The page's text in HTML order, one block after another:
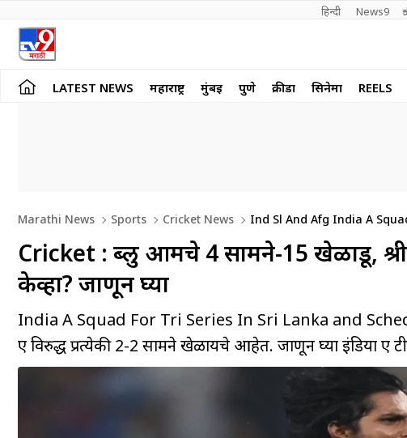
हिन्दी News9
LATEST NEWS महाराष्ट्र मुंबई पुणे क्रीडा सिनेमा REELS
Marathi News Sports Cricket News
Ind Sl And Afg India A
News
Cricket : ब्लु आर्मीचे 4 सामने-15 खेळाडू,
केव्हा? जाणून घ्या
India A Squad For Tri Series In Sri Lanka and
ए विरुद्ध प्रत्येकी 2-2 सामने खेळायचे आहेत. जाणून घ्या इंडिया ए